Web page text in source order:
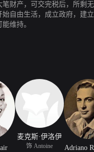
财产，可交完税后，所剩
自由生活，成立政府，建
维持。
麦克斯·伊洛伊
饰 Antoine Adriano